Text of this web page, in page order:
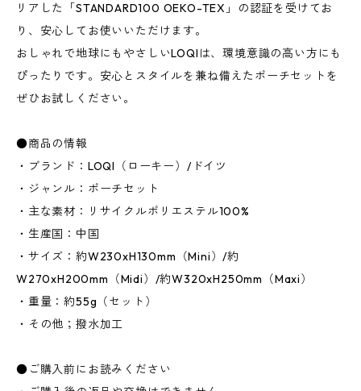
リアした「STANDARD100 OEKO-TEX」の認証を受けてお
り、安心してお使いいただけます。
おしゃれで地球にもやさしいLOQIは、環境意識の高い方にも
ぴったりです。安心とスタイルを兼ね備えたポーチセットを
ぜひお試しください。
●商品の情報
・ブランド：LOQI（ローキー）/ドイツ
・ジャンル：ポーチセット
・主な素材：リサイクルポリエステル100%
・生産国：中国
・サイズ：約W230xH130mm（Mini）/約
W270xH200mm（Midi）/約W320xH250mm（Maxi）
・重量：約55g（セット）
・その他；撥水加工
●ご購入前にお読みください